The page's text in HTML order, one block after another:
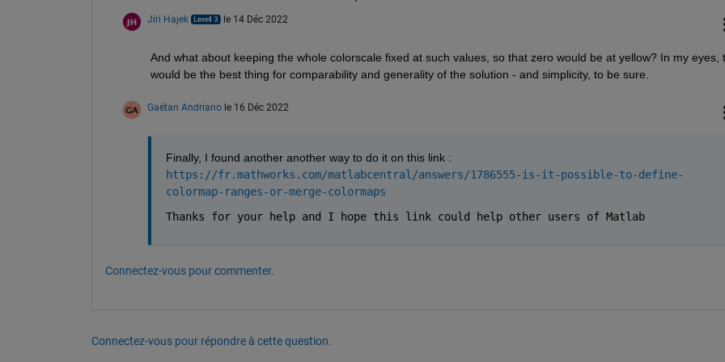
Jiri Hajek le 14 Déc 2022
And what about keeping the whole colorscale fixed at such values, so that zero would be at yellow? In my eyes,
would be the best thing for comparability and generality of the solution - and simplicity, to be sure.
Gaétan Andriano le 16 Déc 2022
Finally, I found another another way to do it on this link :
https://fr.mathworks.com/matlabcentral/answers/1786555-is-it-possible-to-define-
colormap-ranges-or-merge-colormaps
Thanks for your help and I hope this link could help other users of Matlab
Connectez-vous pour commenter.
Connectez-vous pour répondre à cette question.